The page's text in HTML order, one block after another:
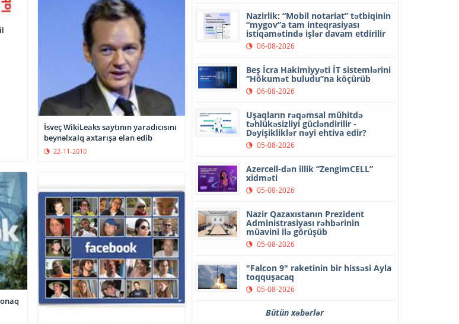
İsveç WikiLeaks saytının yaradıcısını
beynəlxalq axtarışa elan edib
22-11-2010
Nazirlik: “Mobil notariat” tətbiqinin
“mygov”a tam inteqrasiyası
istiqamətində işlər davam etdirilir
06-08-2026
Beş İcra Hakimiyyəti İT sistemlərini
“Hökumət buludu”na köçürüb
06-08-2026
Uşaqların rəqəmsal mühitdə
təhlükəsizliyi gücləndirilir -
Dəyişikliklər nəyi ehtiva edir?
05-08-2026
Azercell-dən illik “ZengimCELL”
xidməti
05-08-2026
Nazir Qazaxıstanın Prezident
Administrasiyası rəhbərinin
müavini ilə görüşüb
05-08-2026
"Falcon 9" raketinin bir hissəsi Ayla
toqquşacaq
05-08-2026
Bütün xəbərlər